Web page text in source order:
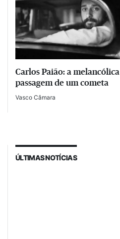
Carlos Paião: a melancólica
passagem de um cometa
Vasco Câmara
ÚLTIMAS NOTÍCIAS